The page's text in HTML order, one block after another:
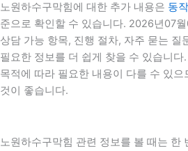
노원하수구막힘에 대한 추가 내용은 동
준으로 확인할 수 있습니다. 2026년07
상담 가능 항목, 진행 절차, 자주 묻는 질
필요한 정보를 더 쉽게 찾을 수 있습니
목적에 따라 필요한 내용이 다를 수 있
것이 좋습니다.
노원하수구막힘 관련 정보를 볼 때는 한